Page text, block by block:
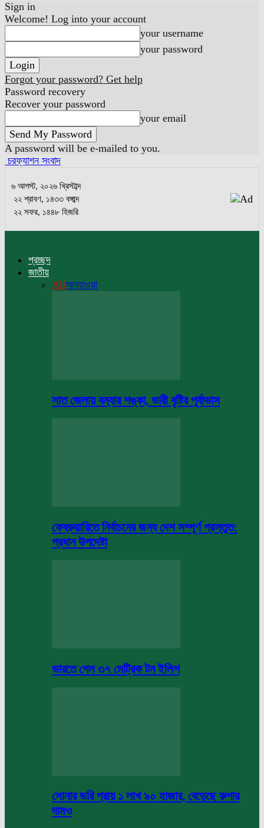
Sign in
Welcome! Log into your account
your username
your password
Forgot your password? Get help
Password recovery
Recover your password
your email
A password will be e-mailed to you.
চরফ্যাশন সংবাদ
৬ আগস্ট, ২০২৬ খ্রিস্টাব্দ
২২ শ্রাবণ, ১৪৩৩ বঙ্গাব্দ
২২ সফর, ১৪৪৮ হিজরি
প্রচ্ছদ
জাতীয়
Allআবহাওয়া
সাত জেলায় বন্যার শঙ্কা, ভারী বৃষ্টির পূর্বাভাস
ফেব্রুয়ারিতে নির্বাচনের জন্য দেশ সম্পূর্ণ প্রস্তুত:
প্রধান উপদেষ্টা
ভারতে গেল ৩৭ মেট্রিক টন ইলিশ
সোনার ভরি প্রায় ১ লাখ ৯০ হাজার, বেড়েছে রুপার
দামও